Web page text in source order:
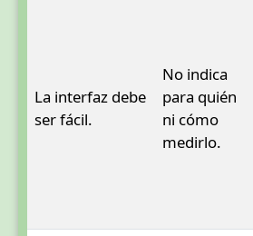
La interfaz debe
ser fácil.
No indica
para quién
ni cómo
medirlo.